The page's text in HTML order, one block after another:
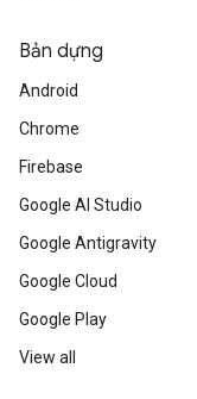
Bản dựng
Android
Chrome
Firebase
Google AI Studio
Google Antigravity
Google Cloud
Google Play
View all